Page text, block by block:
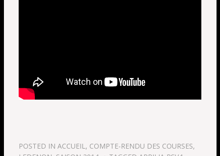
POSTED IN ACCUEIL, COMPTE-RENDU DES COURSES,